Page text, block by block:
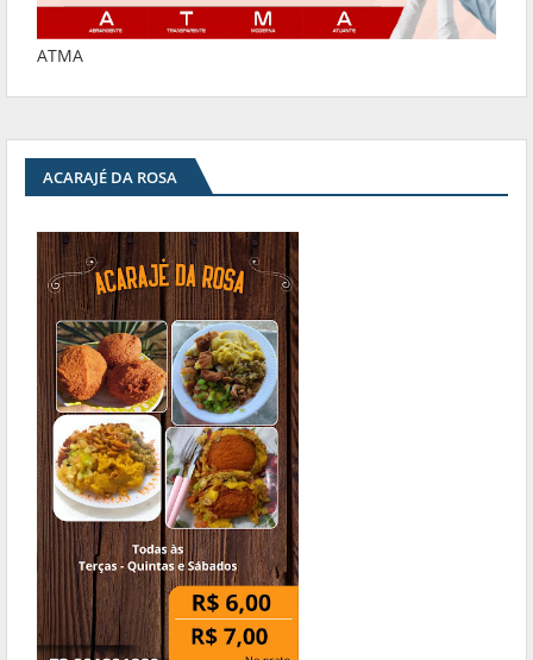
ATMA
ACARAJÉ DA ROSA